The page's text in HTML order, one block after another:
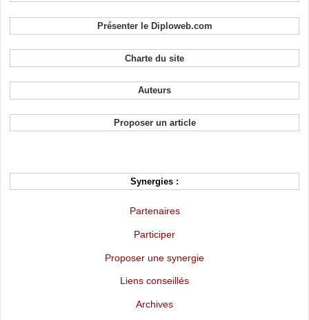
Présenter le Diploweb.com
Charte du site
Auteurs
Proposer un article
Synergies :
Partenaires
Participer
Proposer une synergie
Liens conseillés
Archives